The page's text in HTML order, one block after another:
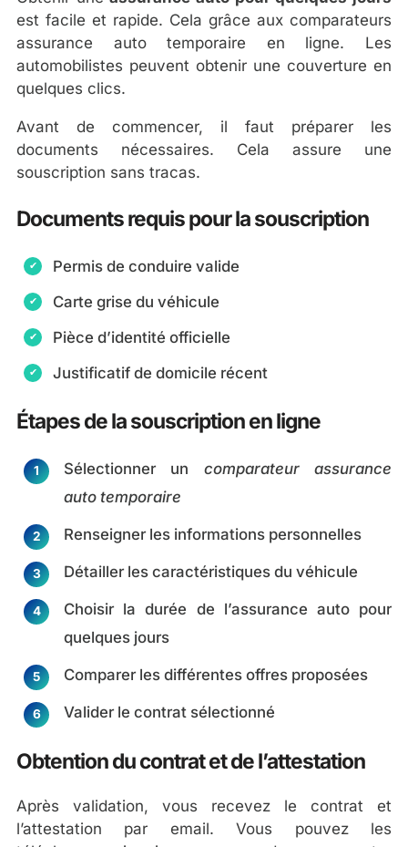
est facile et rapide. Cela grâce aux comparateurs
assurance auto temporaire en ligne. Les
automobilistes peuvent obtenir une couverture en
quelques clics.
Avant de commencer, il faut préparer les
documents nécessaires. Cela assure une
souscription sans tracas.
Documents requis pour la souscription
Permis de conduire valide
Carte grise du véhicule
Pièce d’identité officielle
Justificatif de domicile récent
Étapes de la souscription en ligne
Sélectionner un comparateur assurance
auto temporaire
Renseigner les informations personnelles
Détailler les caractéristiques du véhicule
Choisir la durée de l’assurance auto pour
quelques jours
Comparer les différentes offres proposées
Valider le contrat sélectionné
Obtention du contrat et de l’attestation
Après validation, vous recevez le contrat et
l’attestation par email. Vous pouvez les